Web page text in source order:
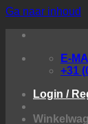
Ga naar inhoud
E-
+31
Login /